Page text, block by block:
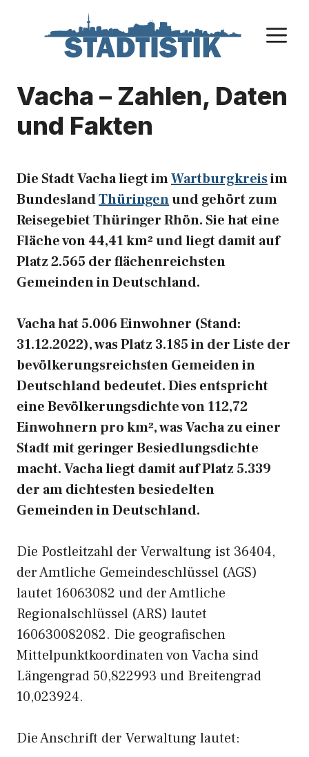
Vacha – Zahlen, Daten
und Fakten
Die Stadt Vacha liegt imWartburgkreisim
BundeslandThüringenund gehört zum
Reisegebiet Thüringer Rhön. Sie hat eine
Fläche von 44,41 km² und liegt damit auf
Platz 2.565 der flächenreichsten
Gemeinden in Deutschland.
Vacha hat 5.006 Einwohner (Stand:
31.12.2022), was Platz 3.185 in der Liste der
bevölkerungsreichsten Gemeiden in
Deutschland bedeutet. Dies entspricht
eine Bevölkerungsdichte von 112,72
Einwohnern pro km², was Vacha zu einer
Stadt mit geringer Besiedlungsdichte
macht. Vacha liegt damit auf Platz 5.339
der am dichtesten besiedelten
Gemeinden in Deutschland.
Die Postleitzahl der Verwaltung ist 36404,
der Amtliche Gemeindeschlüssel (AGS)
lautet 16063082 und der Amtliche
Regionalschlüssel (ARS) lautet
160630082082. Die geografischen
Mittelpunktkoordinaten von Vacha sind
Längengrad 50,822993 und Breitengrad
10,023924.
Die Anschrift der Verwaltung lautet: